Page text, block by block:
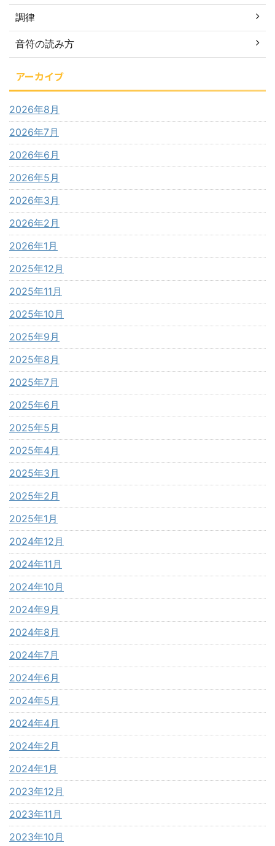
調律
音符の読み方
アーカイブ
2026年8月
2026年7月
2026年6月
2026年5月
2026年3月
2026年2月
2026年1月
2025年12月
2025年11月
2025年10月
2025年9月
2025年8月
2025年7月
2025年6月
2025年5月
2025年4月
2025年3月
2025年2月
2025年1月
2024年12月
2024年11月
2024年10月
2024年9月
2024年8月
2024年7月
2024年6月
2024年5月
2024年4月
2024年2月
2024年1月
2023年12月
2023年11月
2023年10月